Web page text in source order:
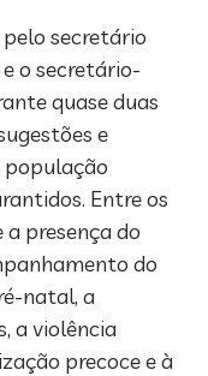
secretário
o secretário-
quase duas
e
população
Entre os
presença do
do
natal, a
a violência
precoce e à